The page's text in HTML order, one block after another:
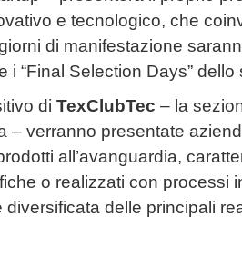
e tecnologico, che
di manifestazione
i “Final Selection Days”
di TexClubTec – la
– verranno presentate
all’avanguardia,
o realizzati con processi
diversificata delle principali